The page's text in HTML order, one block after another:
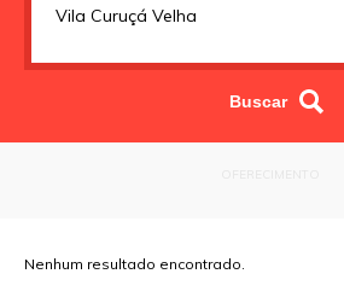
Nenhum resultado encontrado.